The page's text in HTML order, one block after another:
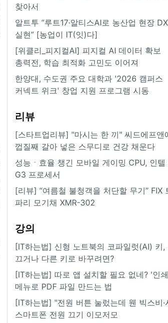
찾아서
알트투 “루트17·알티스AI로 농산업 현장
실현” [농업이 IT(잇)다]
[위클리_피지컬AI] 피지컬 AI 데이터 확보
총력전, 학습 최적화 고민도 이어져
한양대, 수도권 주요 대학과 '2026 캠퍼스
커넥트 위크' 창업 지원 프로그램 시동
리뷰
[스타트업리뷰] "마시는 한 끼" 씨드에프앤
껍질째 갈아 넣은 스무디로 건강 채운다
성능ㆍ효율 챙긴 모바일 게이밍 CPU, 인텔
G3 프로세서
[리뷰] “여름철 불청객을 처단할 무기” FIX
파리 모기채 XMR-302
강의
[IT하는법] 신형 노트북의 코파일럿(AI) 키,
끄거나 다른 키로 바꾸려면?
[IT하는법] 따로 앱 설치할 필요 없네? '인
메뉴로 PDF 파일 만드는 법
[IT하는법] "전원 버튼 눌렀는데 웬 빅스비·
스마트폰 전원 끄기 이모저모